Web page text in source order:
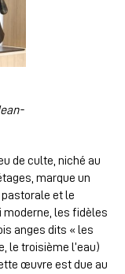
de culte, niché au
marque un
et le
moderne, les fidèles
anges dits « les
le troisième l’eau)
œuvre est due au